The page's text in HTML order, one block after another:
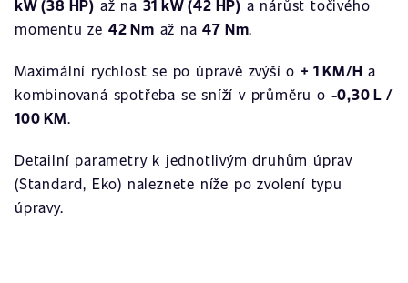
kW (38 HP) až na 31 kW (42 HP) a nárůst točivého
momentu ze 42 Nm až na47 Nm.
Maximální rychlost se po úpravě zvýší o + 1 KM/H a
kombinovaná spotřeba se sníží v průměru o -0,30 L /
100 KM.
Detailní parametry k jednotlivým druhům úprav
(Standard, Eko) naleznete níže po zvolení typu
úpravy.